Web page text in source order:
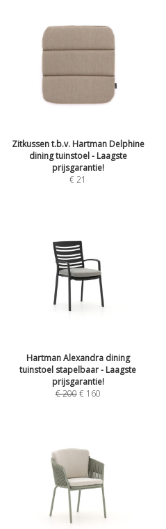
Zitkussen t.b.v. Hartman Delphine
dining tuinstoel - Laagste
prijsgarantie!
€21
Hartman Alexandra dining
tuinstoel stapelbaar - Laagste
prijsgarantie!
€200 € 160